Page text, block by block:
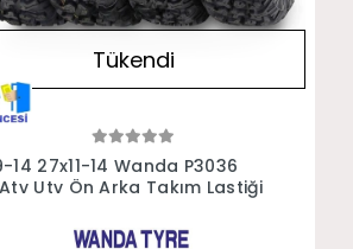
Stokta Yok
Tükendi
14 27x11-14 Wanda P3036
Atv Utv Ön Arka Takım Lastiği